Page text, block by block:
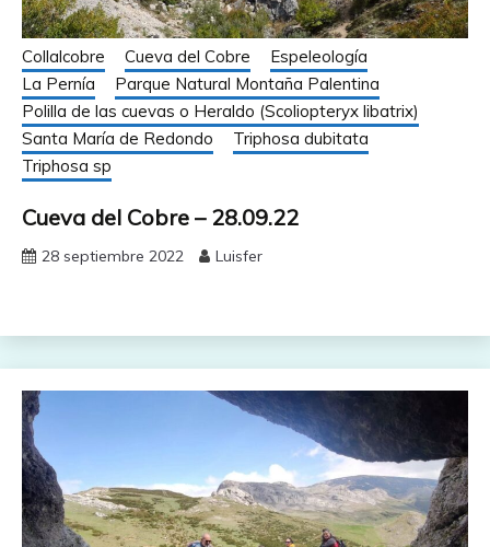
Collalcobre Cueva del Cobre
Espeleología
La Pernía
Parque Natural Montaña Palentina
Polilla de las cuevas o Heraldo (Scoliopteryx libatrix)
Santa María de Redondo
Triphosa dubitata
Triphosa sp
Cueva del Cobre – 28.09.22
28 septiembre 2022 Luisfer